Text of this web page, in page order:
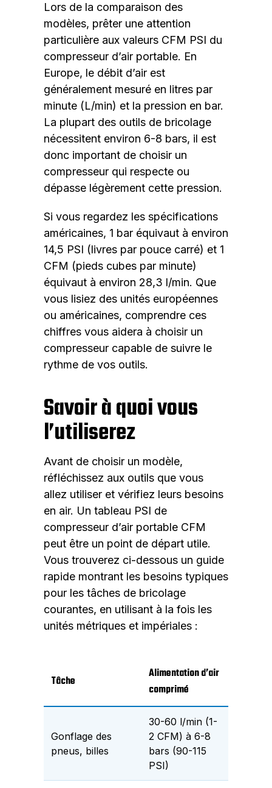
Lors de la comparaison des
modèles, prêter une attention
particulière aux valeurs CFM PSI du
compresseur d’air portable. En
Europe, le débit d’air est
généralement mesuré en litres par
minute (L/min) et la pression en bar.
La plupart des outils de bricolage
nécessitent environ 6-8 bars, il est
donc important de choisir un
compresseur qui respecte ou
dépasse légèrement cette pression.
Si vous regardez les spécifications
américaines, 1 bar équivaut à environ
14,5 PSI (livres par pouce carré) et 1
CFM (pieds cubes par minute)
équivaut à environ 28,3 l/min. Que
vous lisiez des unités européennes
ou américaines, comprendre ces
chiffres vous aidera à choisir un
compresseur capable de suivre le
rythme de vos outils.
Savoir à quoi vous
l’utiliserez
Avant de choisir un modèle,
réfléchissez aux outils que vous
allez utiliser et vérifiez leurs besoins
en air. Un tableau PSI de
compresseur d’air portable CFM
peut être un point de départ utile.
Vous trouverez ci-dessous un guide
rapide montrant les besoins typiques
pour les tâches de bricolage
courantes, en utilisant à la fois les
unités métriques et impériales :
Tâche
Alimentation d’air
comprimé
Gonflage des
pneus, billes
30-60 l/min (1-
2 CFM) à 6-8
bars (90-115
PSI)